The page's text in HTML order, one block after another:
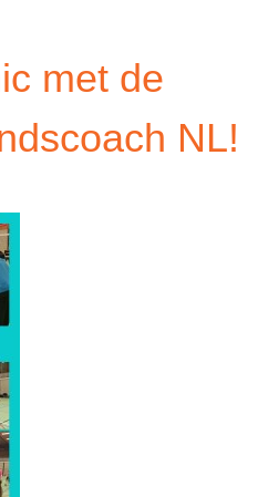
met de
NL!